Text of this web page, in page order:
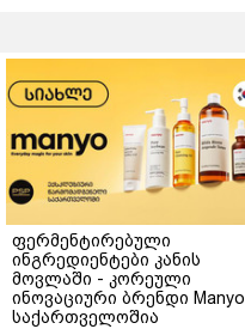
ფერმენტირებული
ინგრედიენტები კანის
მოვლაში - კორეული
ინოვაციური ბრენდი Manyo
საქართველოშია